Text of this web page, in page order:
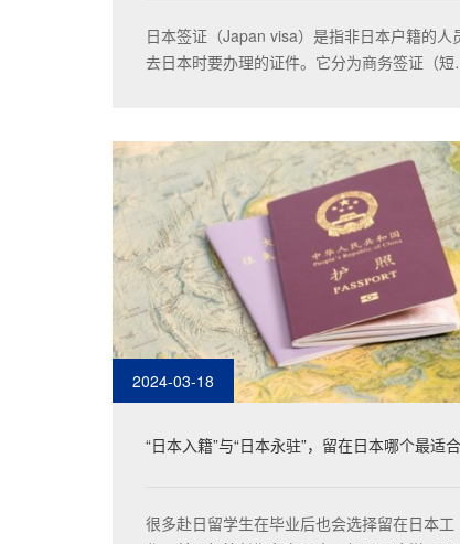
日本签证（Japan visa）是指非日本户籍的人
去日本时要办理的证件。它分为商务签证（短
签证、持在留资格认定证明书的签证，不同的
证又有什么样的优缺点呢？
2024-03-18
“日本入籍”与“日本永驻”，留在日本哪个最适合
很多赴日留学生在毕业后也会选择留在日本工